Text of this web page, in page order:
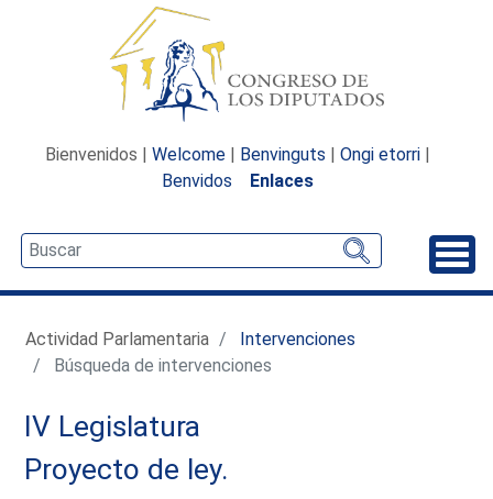
Bienvenidos | Welcome | Benvinguts | Ongi etorri |
Benvidos
Enlaces
Actividad Parlamentaria
Intervenciones
Búsqueda de intervenciones
IV Legislatura
Proyecto de ley.